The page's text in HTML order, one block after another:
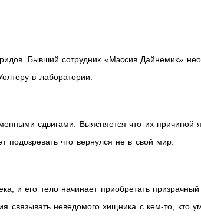
Бывший сотрудник «Мэссив Дайнемик»
в лаборатории.
сдвигами. Выясняется что их причиной
подозревать что вернулся не в свой мир.
и его тело начинает приобретать
связывать неведомого хищника с кем-то, кто